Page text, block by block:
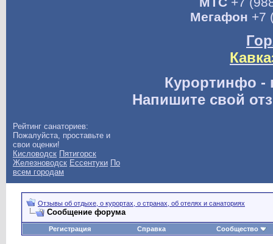
Мегафон +7
Курортинфо -
Напишите свой
Рейтинг санаториев:
Пожалуйста, проставьте и
свои оценки!
Кисловодск Пятигорск
Железноводск Ессентуки По
всем городам
Отзывы об отдыхе, о курортах, о странах, об отелях и санаториях
Сообщение форума
Регистрация Справка Сообщество